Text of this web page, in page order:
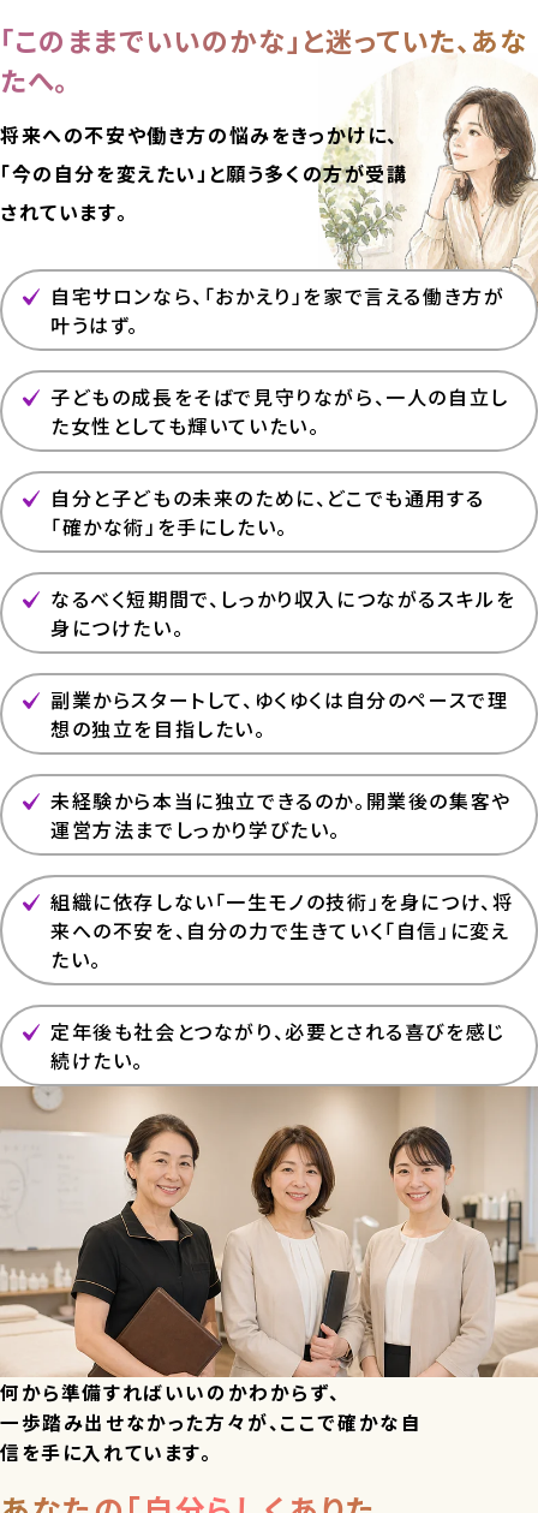
「このままでいいのかな」と迷っていた、あな
たへ。
将来への不安や働き方の悩みをきっかけに、
「今の自分を変えたい」と願う多くの方が受講
されています。
自宅サロンなら、「おかえり」を家で言える働き方が
叶うはず。
子どもの成長をそばで見守りながら、一人の自立し
た女性としても輝いていたい。
自分と子どもの未来のために、どこでも通用する
「確かな術」を手にしたい。
なるべく短期間で、しっかり収入につながるスキルを
身につけたい。
副業からスタートして、ゆくゆくは自分のペースで理
想の独立を目指したい。
未経験から本当に独立できるのか。開業後の集客や
運営方法までしっかり学びたい。
組織に依存しない「一生モノの技術」を身につけ、将
来への不安を、自分の力で生きていく「自信」に変え
たい。
定年後も社会とつながり、必要とされる喜びを感じ
続けたい。
何から準備すればいいのかわからず、
一歩踏み出せなかった方々が、ここで確かな自
信を手に入れています。